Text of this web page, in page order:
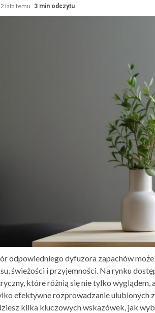
2 lata temu 3 min odczytu
odpowiedniego dyfuzora zapachów
świeżości i przyjemności. Na rynku
które różnią się nie tylko
efektywne rozprowadzanie ulubionych
kilka kluczowych wskazówek, jak